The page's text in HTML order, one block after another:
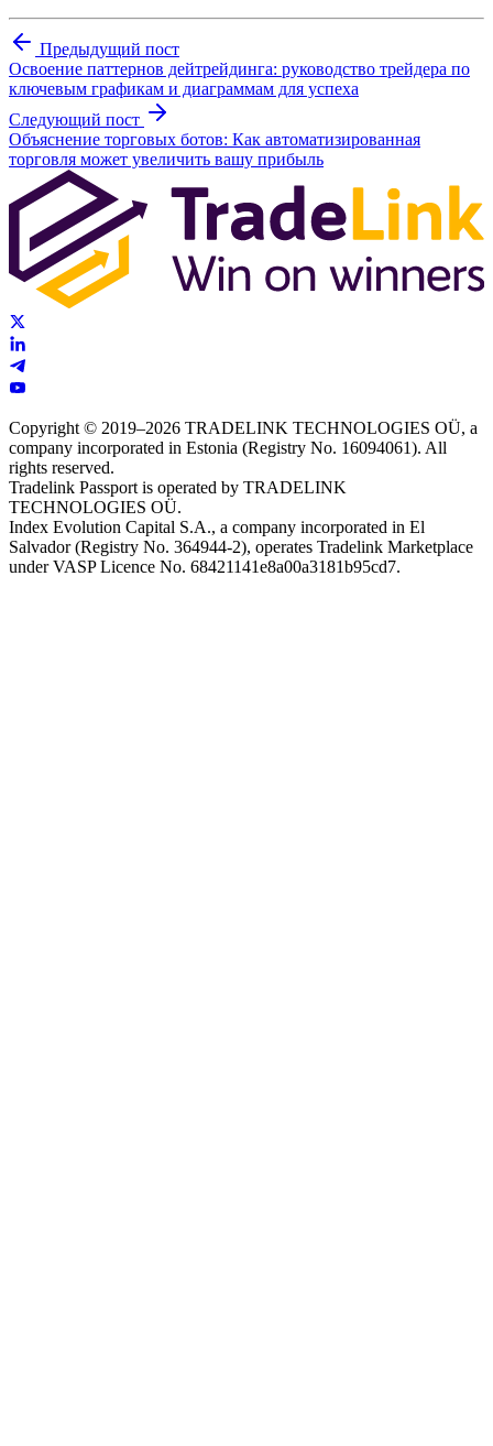
Предыдущий пост
Освоение паттернов дейтрейдинга: руководство трейдера по
ключевым графикам и диаграммам для успеха
Следующий пост
Объяснение торговых ботов: Как автоматизированная
торговля может увеличить вашу прибыль
Copyright © 2019–2026 TRADELINK TECHNOLOGIES OÜ, a
company incorporated in Estonia (Registry No. 16094061). All
rights reserved.
Tradelink Passport is operated by TRADELINK
TECHNOLOGIES OÜ.
Index Evolution Capital S.A., a company incorporated in El
Salvador (Registry No. 364944-2), operates Tradelink Marketplace
under VASP Licence No. 68421141e8a00a3181b95cd7.